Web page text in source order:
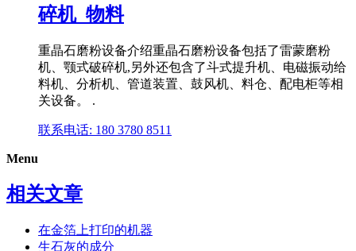
碎机_物料
重晶石磨粉设备介绍重晶石磨粉设备包括了雷蒙磨粉
机、颚式破碎机,另外还包含了斗式提升机、电磁振动给
料机、分析机、管道装置、鼓风机、料仓、配电柜等相
关设备。 .
联系电话: 180 3780 8511
Menu
相关文章
在金箔上打印的机器
生石灰的成分